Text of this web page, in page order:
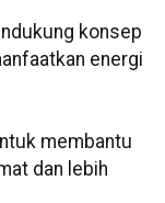
konsep
energi
membantu
dan lebih